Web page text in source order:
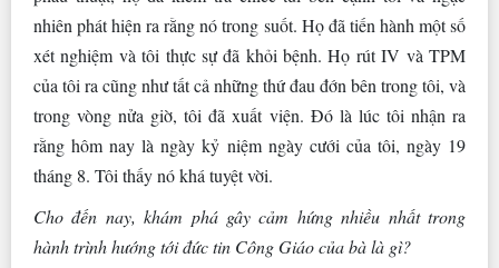
nhiên phát hiện ra rằng nó trong suốt. Họ đã tiến hành một số
xét nghiệm và tôi thực sự đã khỏi bệnh. Họ rút IV và TPM
của tôi ra cũng như tất cả những thứ đau đớn bên trong tôi, và
trong vòng nửa giờ, tôi đã xuất viện. Đó là lúc tôi nhận ra
rằng hôm nay là ngày kỷ niệm ngày cưới của tôi, ngày 19
tháng 8. Tôi thấy nó khá tuyệt vời.
Cho đến nay, khám phá gây cảm hứng nhiều nhất trong
hành trình hướng tới đức tin Công Giáo của bà là gì?